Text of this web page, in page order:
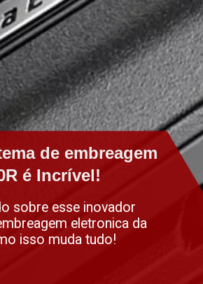
de embreagem
é Incrível!
de embreagem
é Incrível!
sobre esse inovador
eletronica da
isso muda tudo!